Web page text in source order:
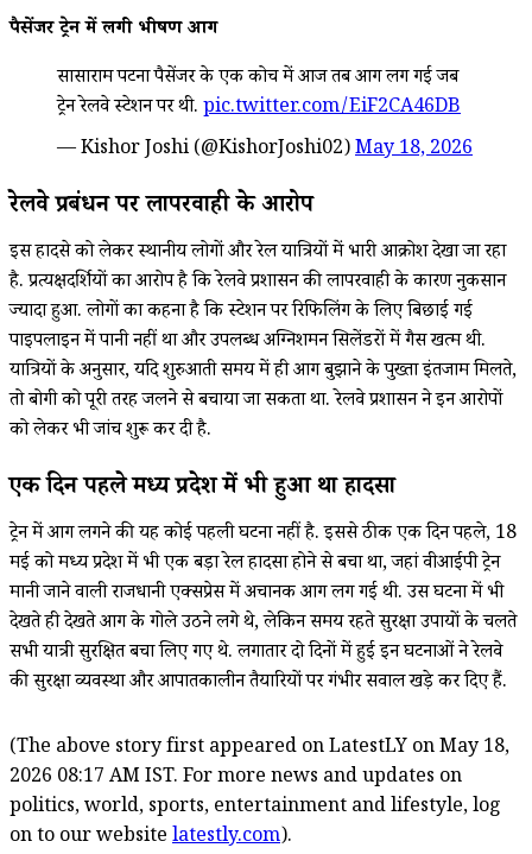
पैसेंजर ट्रेन में लगी भीषण आग
सासाराम पटना पैसेंजर के एक कोच में आज तब आग लग गई जब
ट्रेन रेलवे स्टेशन पर थी. pic.twitter.com/EiF2CA46DB
— Kishor Joshi (@KishorJoshi02)May 18, 2026
रेलवे प्रबंधन पर लापरवाही के आरोप
इस हादसे को लेकर स्थानीय लोगों और रेल यात्रियों में भारी आक्रोश देखा जा रहा
है. प्रत्यक्षदर्शियों का आरोप है कि रेलवे प्रशासन की लापरवाही के कारण नुकसान
ज्यादा हुआ. लोगों का कहना है कि स्टेशन पर रिफिलिंग के लिए बिछाई गई
पाइपलाइन में पानी नहीं था और उपलब्ध अग्निशमन सिलेंडरों में गैस खत्म थी.
यात्रियों के अनुसार, यदि शुरुआती समय में ही आग बुझाने के पुख्ता इंतजाम मिलते,
तो बोगी को पूरी तरह जलने से बचाया जा सकता था. रेलवे प्रशासन ने इन आरोपों
को लेकर भी जांच शुरू कर दी है.
एक दिन पहले मध्य प्रदेश में भी हुआ था हादसा
ट्रेन में आग लगने की यह कोई पहली घटना नहीं है. इससे ठीक एक दिन पहले, 18
मई को मध्य प्रदेश में भी एक बड़ा रेल हादसा होने से बचा था, जहां वीआईपी ट्रेन
मानी जाने वाली राजधानी एक्सप्रेस में अचानक आग लग गई थी. उस घटना में भी
देखते ही देखते आग के गोले उठने लगे थे, लेकिन समय रहते सुरक्षा उपायों के चलते
सभी यात्री सुरक्षित बचा लिए गए थे. लगातार दो दिनों में हुई इन घटनाओं ने रेलवे
की सुरक्षा व्यवस्था और आपातकालीन तैयारियों पर गंभीर सवाल खड़े कर दिए हैं.
(The above story first appeared on LatestLY on May 18,
2026 08:17 AM IST. For more news and updates on
politics, world, sports, entertainment and lifestyle, log
on to our website latestly.com).